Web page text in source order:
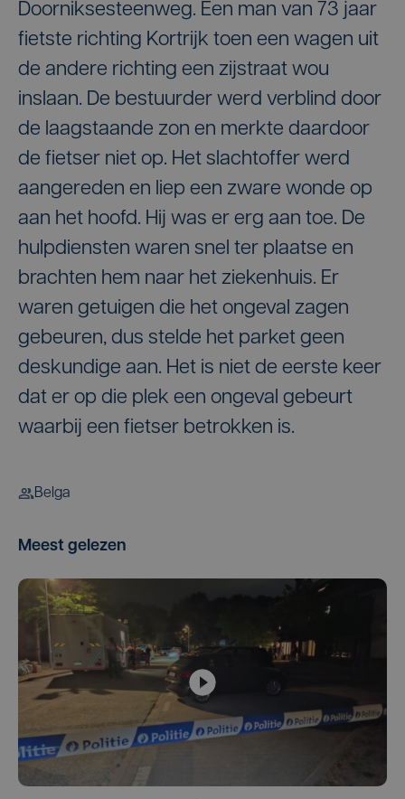
Doorniksesteenweg. Een man van 73 jaar
fietste richting Kortrijk toen een wagen uit
de andere richting een zijstraat wou
inslaan. De bestuurder werd verblind door
de laagstaande zon en merkte daardoor
de fietser niet op. Het slachtoffer werd
aangereden en liep een zware wonde op
aan het hoofd. Hij was er erg aan toe. De
hulpdiensten waren snel ter plaatse en
brachten hem naar het ziekenhuis. Er
waren getuigen die het ongeval zagen
gebeuren, dus stelde het parket geen
deskundige aan. Het is niet de eerste keer
dat er op die plek een ongeval gebeurt
waarbij een fietser betrokken is.
Belga
Meest gelezen